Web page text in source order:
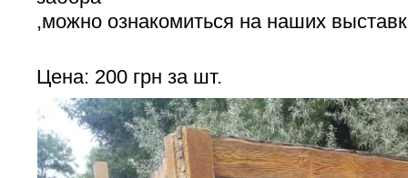
,можно ознакомиться на наших
Цена: 200 грн за шт.